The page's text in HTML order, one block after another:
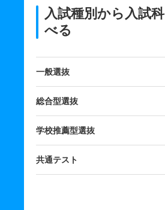
入試種別から入試
べる
一般選抜
総合型選抜
学校推薦型選抜
共通テスト